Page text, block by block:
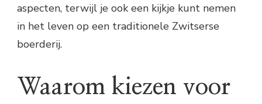
aspecten, terwijl je ook een kijkje kunt nemen
in het leven op een traditionele Zwitserse
boerderij.
Waarom kiezen voor